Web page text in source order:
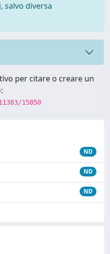
diversa
per citare o creare un
15850
ND
ND
ND